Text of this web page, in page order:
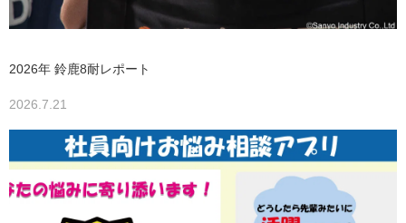
2026年 鈴鹿8耐レポート
2026.7.21